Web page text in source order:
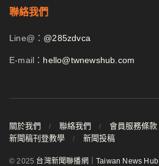
聯絡我們
Line@： @285zdvca
E-mail： hello@twnewshub.com
關於我們 聯絡我們 會員服務條款
新聞稿刊登教學
新聞投稿
© 2025 台灣新聞聯播網｜Taiwan News Hub